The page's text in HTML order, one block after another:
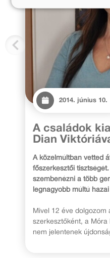
2014. június 10.
A családok
Dian
A közelmúltban vetted
főszerkesztői
szembenézni a több
legnagyobb múltú
Mivel 12 éve dolgozom
szerkesztőként, a Móra
nem jelentenek